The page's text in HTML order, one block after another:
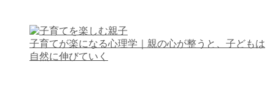
子育てが楽になる心理学｜親の心が整うと、子どもは
自然に伸びていく